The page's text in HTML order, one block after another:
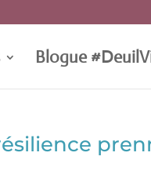
Blogue